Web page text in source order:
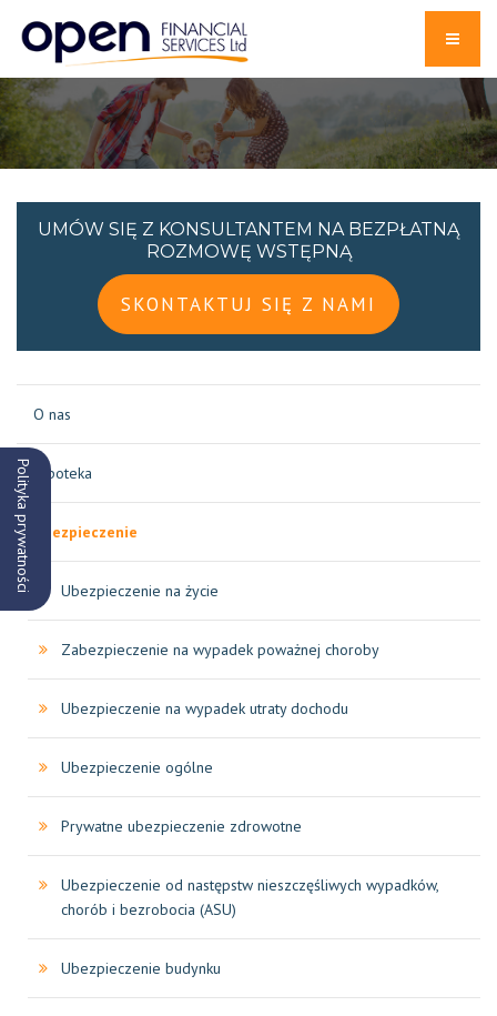
Polityka prywatności
UMÓW SIĘ Z KONSULTANTEM NA BEZPŁATNĄ
ROZMOWĘ WSTĘPNĄ
SKONTAKTUJ SIĘ Z NAMI
O nas
Hipoteka
Ubezpieczenie
Ubezpieczenie na życie
Zabezpieczenie na wypadek poważnej choroby
Ubezpieczenie na wypadek utraty dochodu
Ubezpieczenie ogólne
Prywatne ubezpieczenie zdrowotne
Ubezpieczenie od następstw nieszczęśliwych wypadków,
chorób i bezrobocia (ASU)
Ubezpieczenie budynku